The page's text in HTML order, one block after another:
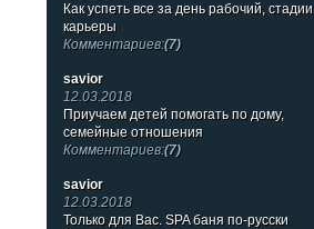
Как успеть все за день рабочий, стадии
карьеры
Комментариев:(7)
savior
12.03.2018
Приучаем детей помогать по дому,
семейные отношения
Комментариев:(7)
savior
12.03.2018
Только для Вас. SPA баня по-русски